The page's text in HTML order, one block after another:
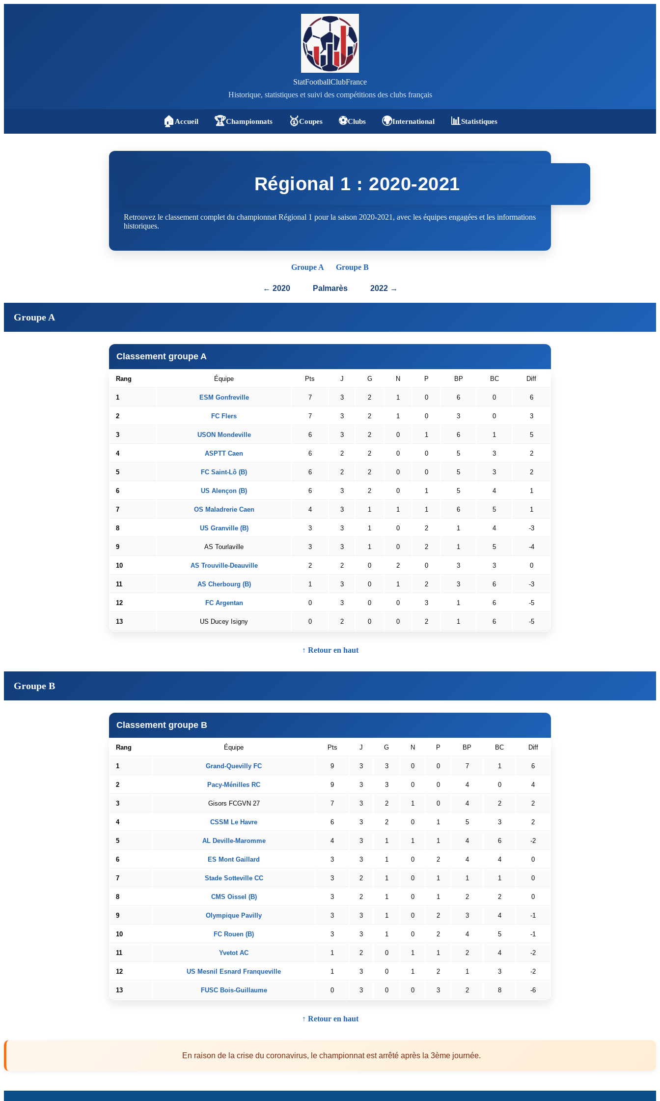
StatFootballClubFrance
Historique, statistiques et suivi des compétitions des clubs français
🏠 Accueil 🏆Championnats 🥇Coupes ⚽Clubs 🌍International 📊Statistiques
Régional 1 : 2020-2021
Retrouvez le classement complet du championnat Régional 1 pour la saison 2020-2021, avec les équipes engagées et les informations
historiques.
Groupe A Groupe B
← 2020 Palmarès 2022 →
Groupe A
Classement groupe A
Rang Équipe Pts J G N P BP BC Diff
1 ESM Gonfreville 7 3 2 1 0 6 0 6
2 FC Flers 7 3 2 1 0 3 0 3
3 USON Mondeville 6 3 2 0 1 6 1 5
4 ASPTT Caen 6 2 2 0 0 5 3 2
5 FC Saint-Lô (B) 6 2 2 0 0 5 3 2
6 US Alençon (B) 6 3 2 0 1 5 4 1
7 OS Maladrerie Caen 4 3 1 1 1 6 5 1
8 US Granville (B) 3 3 1 0 2 1 4 -3
9 AS Tourlaville 3 3 1 0 2 1 5 -4
10 AS Trouville-Deauville 2 2 0 2 0 3 3 0
11 AS Cherbourg (B) 1 3 0 1 2 3 6 -3
12 FC Argentan 0 3 0 0 3 1 6 -5
13 US Ducey Isigny 0 2 0 0 2 1 6 -5
↑ Retour en haut
Groupe B
Classement groupe B
Rang Équipe Pts J G N P BP BC Diff
1 Grand-Quevilly FC 9 3 3 0 0 7 1 6
2 Pacy-Ménilles RC 9 3 3 0 0 4 0 4
3 Gisors FCGVN 27 7 3 2 1 0 4 2 2
4 CSSM Le Havre 6 3 2 0 1 5 3 2
5 AL Deville-Maromme 4 3 1 1 1 4 6 -2
6 ES Mont Gaillard 3 3 1 0 2 4 4 0
7 Stade Sotteville CC 3 2 1 0 1 1 1 0
8 CMS Oissel (B) 3 2 1 0 1 2 2 0
9 Olympique Pavilly 3 3 1 0 2 3 4 -1
10 FC Rouen (B) 3 3 1 0 2 4 5 -1
11 Yvetot AC 1 2 0 1 1 2 4 -2
12 US Mesnil Esnard Franqueville 1 3 0 1 2 1 3 -2
13 FUSC Bois-Guillaume 0 3 0 0 3 2 8 -6
↑ Retour en haut
En raison de la crise du coronavirus, le championnat est arrêté après la 3ème journée.